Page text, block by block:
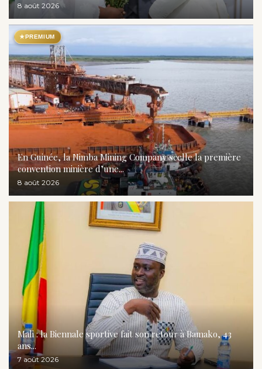
8 août 2026
★PREMIUM
En Guinée, la Nimba Mining Company scelle la première
convention minière d’une...
8 août 2026
Mali : la Biennale sportive fait son retour à Bamako, 43
ans...
7 août 2026